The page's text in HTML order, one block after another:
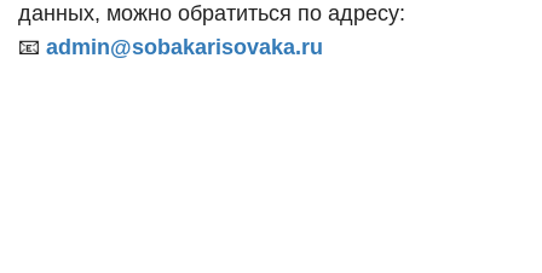
данных, можно обратиться по адресу:
📧 admin@sobakarisovaka.ru